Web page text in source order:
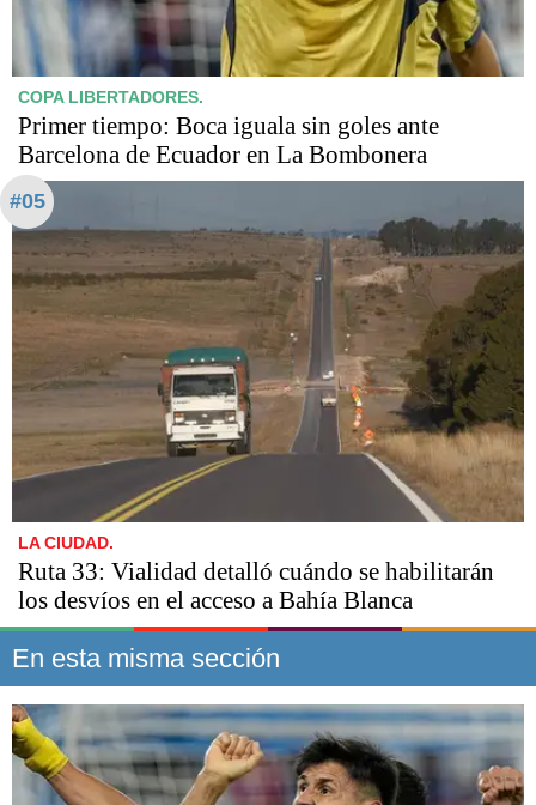
COPA LIBERTADORES.
Primer tiempo: Boca iguala sin goles ante
Barcelona de Ecuador en La Bombonera
#05
LA CIUDAD.
Ruta 33: Vialidad detalló cuándo se habilitarán
los desvíos en el acceso a Bahía Blanca
En esta misma sección